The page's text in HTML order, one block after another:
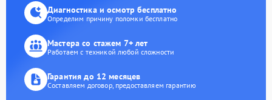
Диагностика и осмотр бесплатно
Определим причину поломки бесплатно
Мастера со стажем 7+ лет
Работаем с техникой любой сложности
Гарантия до 12 месяцев
Составляем договор, предоставляем гарантию